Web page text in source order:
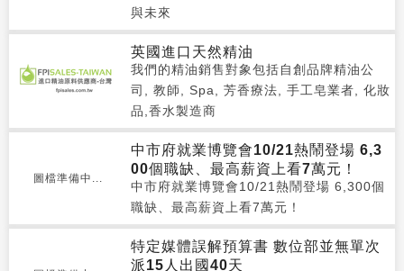
與未來
英國進口天然精油
我們的精油銷售對象包括自創品牌精油公
司, 教師, Spa, 芳香療法, 手工皂業者, 化妝
品,香水製造商
圖檔準備中...
中市府就業博覽會10/21熱鬧登場 6,3
00個職缺、最高薪資上看7萬元！
中市府就業博覽會10/21熱鬧登場 6,300個
職缺、最高薪資上看7萬元！
特定媒體誤解預算書 數位部並無單次
派15人出國40天